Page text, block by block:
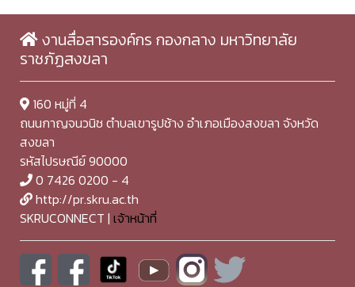
งานสื่อสารองค์กร กองกลาง มหาวิทยาลัย
ราชภัฏสงขลา
160 หมู่ที่ 4
ถนนกาญจนวนิช ตำบลเขารูปช้าง อำเภอเมืองสงขลา จังหวัด
สงขลา
รหัสไปรษณีย์ 90000
0 7426 0200 - 4
http://pr.skru.ac.th
SKRUCONNECT | เจ้าหน้าที่